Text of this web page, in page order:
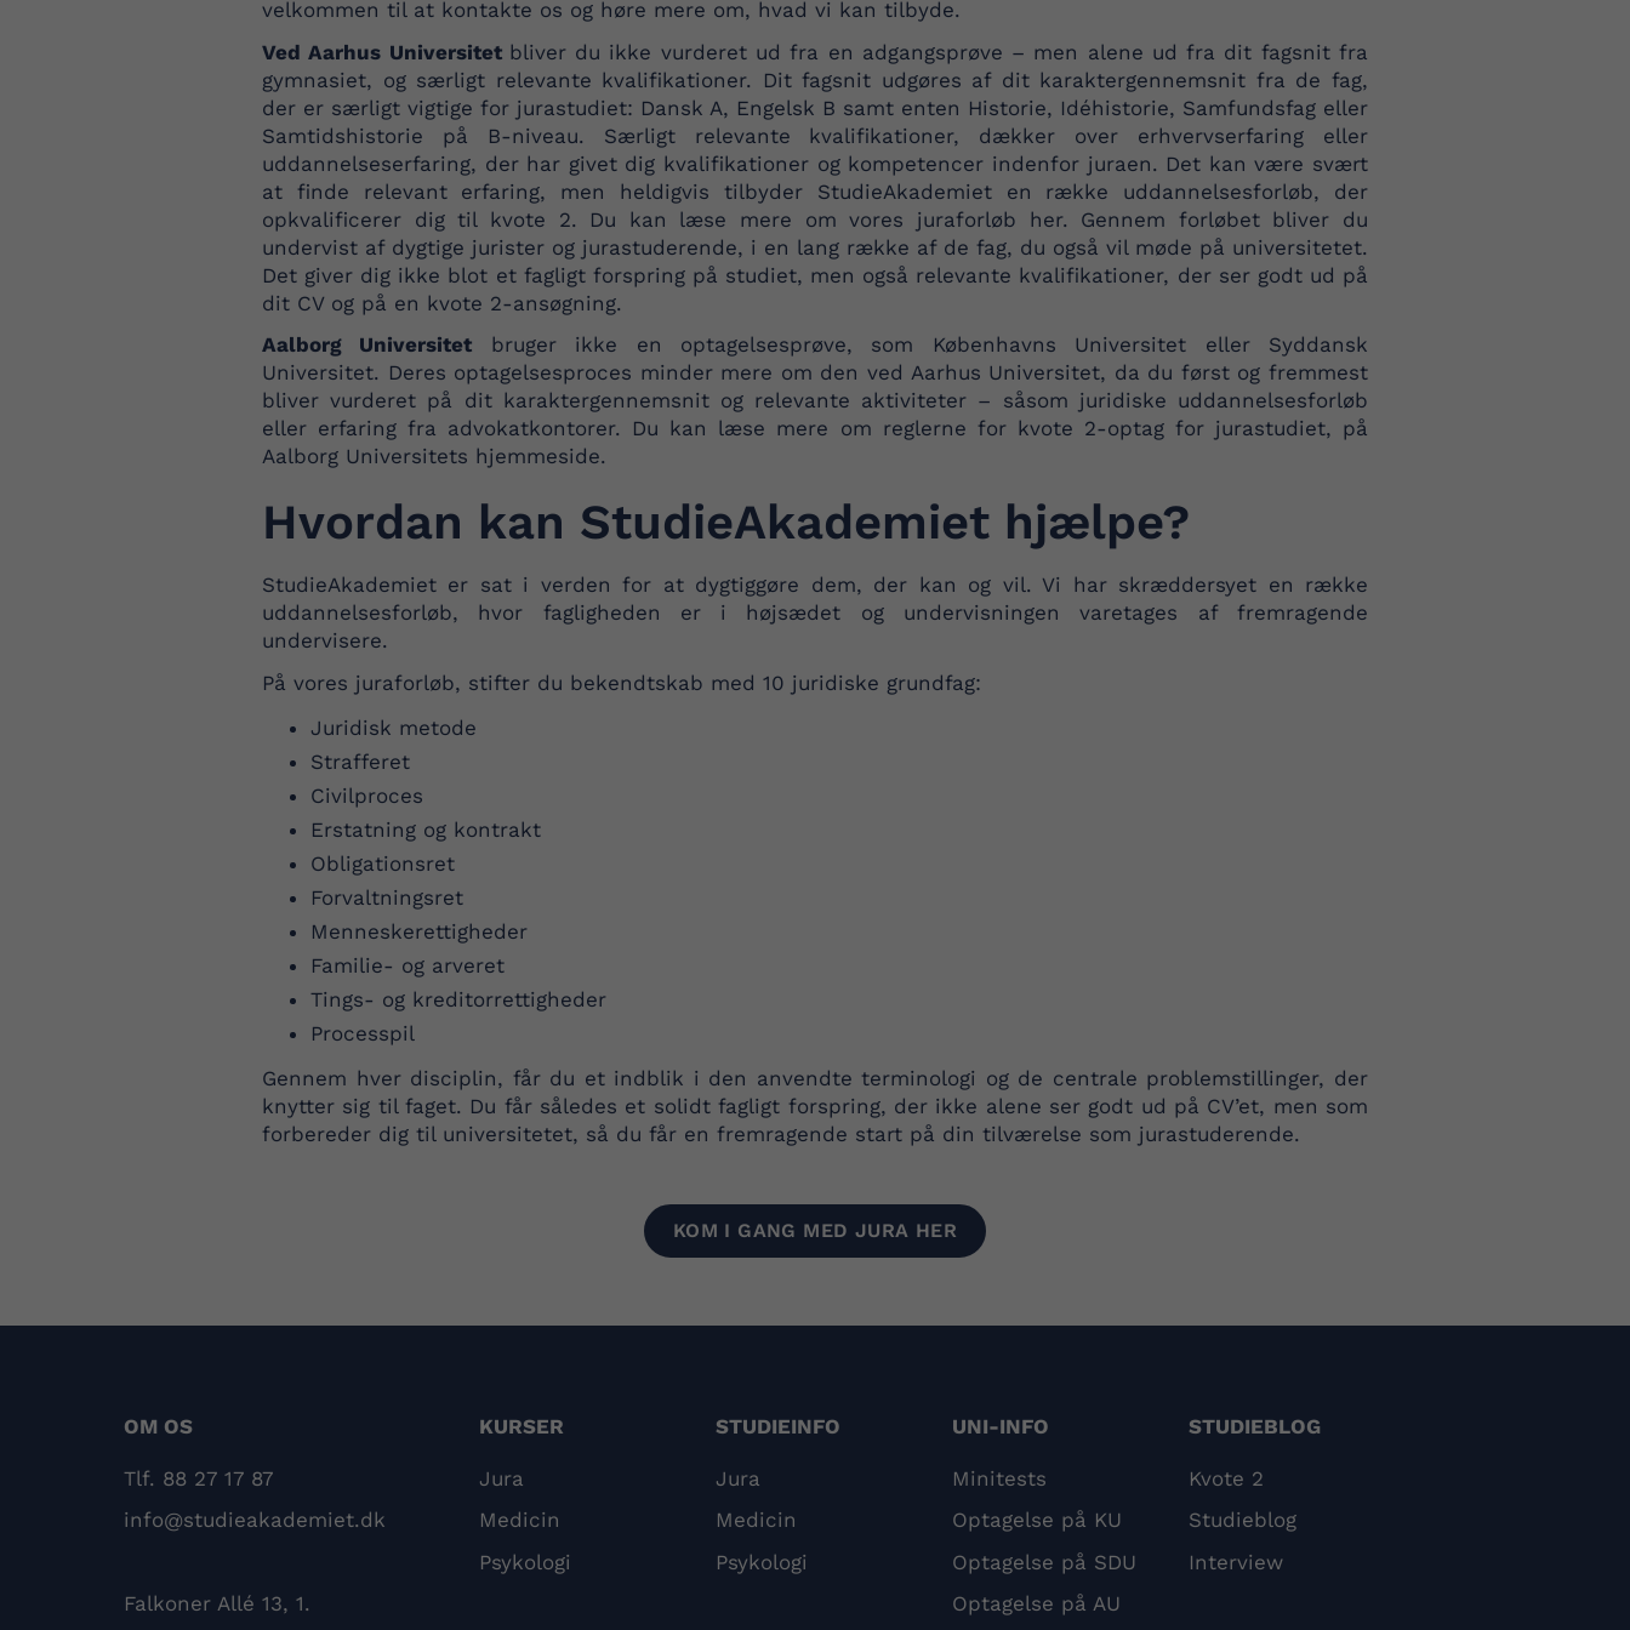
velkommen til at kontakte os og høre mere om, hvad vi kan tilbyde.
Ved Aarhus Universitet bliver du ikke vurderet ud fra en adgangsprøve – men alene ud fra dit fagsnit fra
gymnasiet, og særligt relevante kvalifikationer. Dit fagsnit udgøres af dit karaktergennemsnit fra de fag,
der er særligt vigtige for jurastudiet: Dansk A, Engelsk B samt enten Historie, Idéhistorie, Samfundsfag eller
Samtidshistorie på B-niveau. Særligt relevante kvalifikationer, dækker over erhvervserfaring eller
uddannelseserfaring, der har givet dig kvalifikationer og kompetencer indenfor juraen. Det kan være svært
at finde relevant erfaring, men heldigvis tilbyder StudieAkademiet en række uddannelsesforløb, der
opkvalificerer dig til kvote 2. Du kan læse mere om vores juraforløb her. Gennem forløbet bliver du
undervist af dygtige jurister og jurastuderende, i en lang række af de fag, du også vil møde på universitetet.
Det giver dig ikke blot et fagligt forspring på studiet, men også relevante kvalifikationer, der ser godt ud på
dit CV og på en kvote 2-ansøgning.
Aalborg Universitet bruger ikke en optagelsesprøve, som Københavns Universitet eller Syddansk
Universitet. Deres optagelsesproces minder mere om den ved Aarhus Universitet, da du først og fremmest
bliver vurderet på dit karaktergennemsnit og relevante aktiviteter – såsom juridiske uddannelsesforløb
eller erfaring fra advokatkontorer. Du kan læse mere om reglerne for kvote 2-optag for jurastudiet, på
Aalborg Universitets hjemmeside.
Hvordan kan StudieAkademiet hjælpe?
StudieAkademiet er sat i verden for at dygtiggøre dem, der kan og vil. Vi har skræddersyet en række
uddannelsesforløb, hvor fagligheden er i højsædet og undervisningen varetages af fremragende
undervisere.
På vores juraforløb, stifter du bekendtskab med 10 juridiske grundfag:
Juridisk metode
Strafferet
Civilproces
Erstatning og kontrakt
Obligationsret
Forvaltningsret
Menneskerettigheder
Familie- og arveret
Tings- og kreditorrettigheder
Processpil
Gennem hver disciplin, får du et indblik i den anvendte terminologi og de centrale problemstillinger, der
knytter sig til faget. Du får således et solidt fagligt forspring, der ikke alene ser godt ud på CV’et, men som
forbereder dig til universitetet, så du får en fremragende start på din tilværelse som jurastuderende.
KOM I GANG MED JURA HER
OM OS
Tlf. 88 27 17 87
info@studieakademiet.dk
Falkoner Allé 13, 1.
KURSER
Jura
Medicin
Psykologi
STUDIEINFO
Jura
Medicin
Psykologi
UNI-INFO
Minitests
Optagelse på KU
Optagelse på SDU
Optagelse på AU
STUDIEBLOG
Kvote 2
Studieblog
Interview